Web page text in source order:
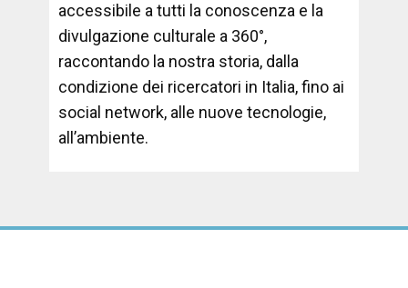
accessibile a tutti la conoscenza e la
divulgazione culturale a 360°,
raccontando la nostra storia, dalla
condizione dei ricercatori in Italia, fino ai
social network, alle nuove tecnologie,
all’ambiente.